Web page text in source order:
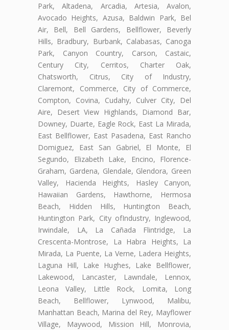
Park, Altadena, Arcadia, Artesia, Avalon,
Avocado Heights, Azusa, Baldwin Park, Bel
Air, Bell, Bell Gardens, Bellflower, Beverly
Hills, Bradbury, Burbank, Calabasas, Canoga
Park, Canyon Country, Carson, Castaic,
Century City, Cerritos, Charter Oak,
Chatsworth, Citrus, City of Industry,
Claremont, Commerce, City of Commerce,
Compton, Covina, Cudahy, Culver City, Del
Aire, Desert View Highlands, Diamond Bar,
Downey, Duarte, Eagle Rock, East La Mirada,
East Bellflower, East Pasadena, East Rancho
Domiguez, East San Gabriel, El Monte, El
Segundo, Elizabeth Lake, Encino, Florence-
Graham, Gardena, Glendale, Glendora, Green
Valley, Hacienda Heights, Hasley Canyon,
Hawaiian Gardens, Hawthorne, Hermosa
Beach, Hidden Hills, Huntington Beach,
Huntington Park, City ofIndustry, Inglewood,
Irwindale, LA, La Cañada Flintridge, La
Crescenta-Montrose, La Habra Heights, La
Mirada, La Puente, La Verne, Ladera Heights,
Laguna Hill, Lake Hughes, Lake Bellflower,
Lakewood, Lancaster, Lawndale, Lennox,
Leona Valley, Little Rock, Lomita, Long
Beach, Bellflower, Lynwood, Malibu,
Manhattan Beach, Marina del Rey, Mayflower
Village, Maywood, Mission Hill, Monrovia,